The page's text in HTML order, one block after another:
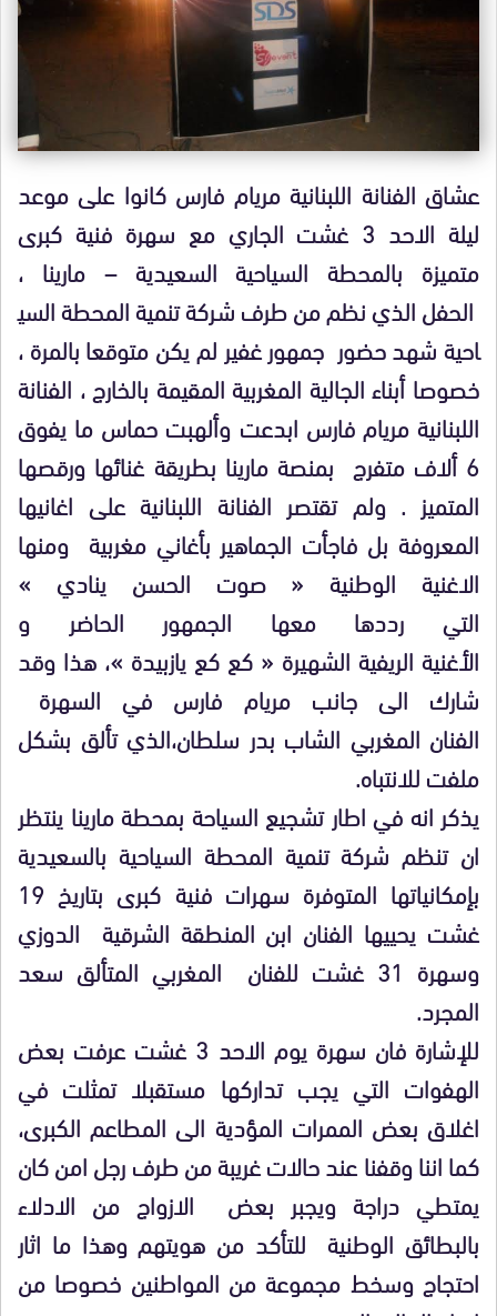
عشاق الفنانة اللبنانية مريام فارس كانوا على موعد
ليلة الاحد 3 غشت الجاري مع سهرة فنية كبرى
متميزة بالمحطة السياحية السعيدية – مارينا ،
الحفل الذي نظم من طرف شركة تنمية المحطة السي
احية شهد حضور جمهور غفير لم يكن متوقعا بالمرة ،
خصوصا أبناء الجالية المغربية المقيمة بالخارج ، الفنانة
اللبنانية مريام فارس ابدعت وألهبت حماس ما يفوق
6 ألاف متفرج بمنصة مارينا بطريقة غنائها ورقصها
المتميز . ولم تقتصر الفنانة اللبنانية على اغانيها
المعروفة بل فاجأت الجماهير بأغاني مغربية ومنها
الاغنية الوطنية « صوت الحسن ينادي »
التي رددها معها الجمهور الحاضر و
الأغنية الريفية الشهيرة « كع كع يازبيدة »، هذا وقد
شارك الى جانب مريام فارس في السهرة
الفنان المغربي الشاب بدر سلطان،الذي تألق بشكل
ملفت للانتباه.
يذكر انه في اطار تشجيع السياحة بمحطة مارينا ينتظر
ان تنظم شركة تنمية المحطة السياحية بالسعيدية
بإمكانياتها المتوفرة سهرات فنية كبرى بتاريخ 19
غشت يحييها الفنان ابن المنطقة الشرقية الدوزي
وسهرة 31 غشت للفنان المغربي المتألق سعد
المجرد.
للإشارة فان سهرة يوم الاحد 3 غشت عرفت بعض
الهفوات التي يجب تداركها مستقبلا تمثلت في
اغلاق بعض الممرات المؤدية الى المطاعم الكبرى،
كما اننا وقفنا عند حالات غريبة من طرف رجل امن كان
يمتطي دراجة ويجبر بعض الازواج من الادلاء
بالبطائق الوطنية للتأكد من هويتهم وهذا ما اثار
احتجاج وسخط مجموعة من المواطنين خصوصا من